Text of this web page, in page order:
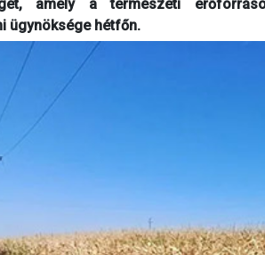
amely a természeti
ügynöksége hétfőn.